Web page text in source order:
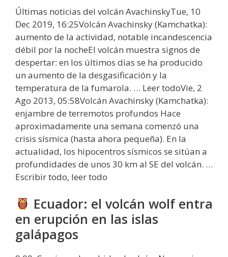
Últimas noticias del volcán AvachinskyTue, 10
Dec 2019, 16:25Volcán Avachinsky (Kamchatka):
aumento de la actividad, notable incandescencia
débil por la nocheEl volcán muestra signos de
despertar: en los últimos días se ha producido
un aumento de la desgasificación y la
temperatura de la fumarola. … Leer todoVie, 2
Ago 2013, 05:58Volcán Avachinsky (Kamchatka):
enjambre de terremotos profundos Hace
aproximadamente una semana comenzó una
crisis sísmica (hasta ahora pequeña). En la
actualidad, los hipocentros sísmicos se sitúan a
profundidades de unos 30 km al SE del volcán. …
Escribir todo, leer todo
Ecuador: el volcán wolf entra
en erupción en las islas
galápagos